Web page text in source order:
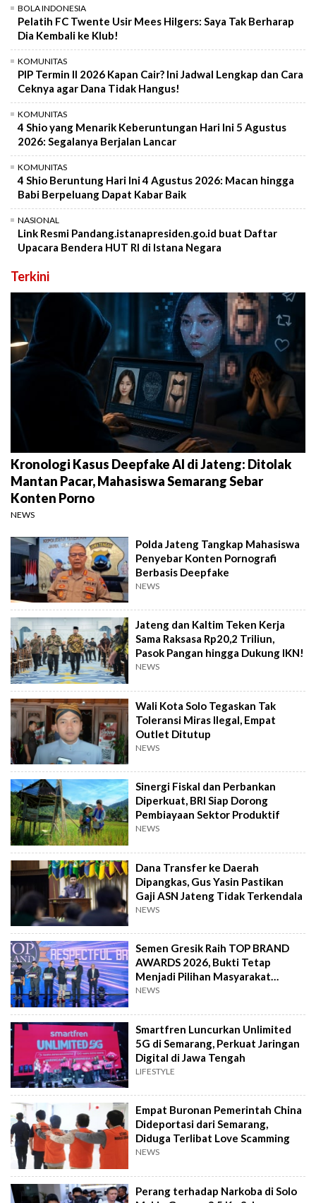
BOLA INDONESIA
Pelatih FC Twente Usir Mees Hilgers: Saya Tak Berharap
Dia Kembali ke Klub!
KOMUNITAS
PIP Termin II 2026 Kapan Cair? Ini Jadwal Lengkap dan Cara
Ceknya agar Dana Tidak Hangus!
KOMUNITAS
4 Shio yang Menarik Keberuntungan Hari Ini 5 Agustus
2026: Segalanya Berjalan Lancar
KOMUNITAS
4 Shio Beruntung Hari Ini 4 Agustus 2026: Macan hingga
Babi Berpeluang Dapat Kabar Baik
NASIONAL
Link Resmi Pandang.istanapresiden.go.id buat Daftar
Upacara Bendera HUT RI di Istana Negara
Terkini
Kronologi Kasus Deepfake AI di Jateng: Ditolak
Mantan Pacar, Mahasiswa Semarang Sebar
Konten Porno
NEWS
Polda Jateng Tangkap Mahasiswa
Penyebar Konten Pornografi
Berbasis Deepfake
NEWS
Jateng dan Kaltim Teken Kerja
Sama Raksasa Rp20,2 Triliun,
Pasok Pangan hingga Dukung IKN!
NEWS
Wali Kota Solo Tegaskan Tak
Toleransi Miras Ilegal, Empat
Outlet Ditutup
NEWS
Sinergi Fiskal dan Perbankan
Diperkuat, BRI Siap Dorong
Pembiayaan Sektor Produktif
NEWS
Dana Transfer ke Daerah
Dipangkas, Gus Yasin Pastikan
Gaji ASN Jateng Tidak Terkendala
NEWS
Semen Gresik Raih TOP BRAND
AWARDS 2026, Bukti Tetap
Menjadi Pilihan Masyarakat
Indonesia
NEWS
Smartfren Luncurkan Unlimited
5G di Semarang, Perkuat Jaringan
Digital di Jawa Tengah
LIFESTYLE
Empat Buronan Pemerintah China
Dideportasi dari Semarang,
Diduga Terlibat Love Scamming
NEWS
Perang terhadap Narkoba di Solo